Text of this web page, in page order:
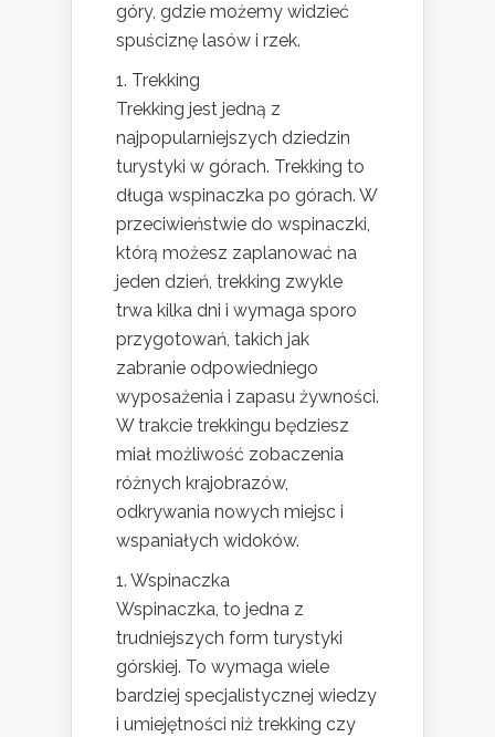
góry, gdzie możemy widzieć
spuściznę lasów i rzek.
1. Trekking
Trekking jest jedną z
najpopularniejszych dziedzin
turystyki w górach. Trekking to
długa wspinaczka po górach. W
przeciwieństwie do wspinaczki,
którą możesz zaplanować na
jeden dzień, trekking zwykle
trwa kilka dni i wymaga sporo
przygotowań, takich jak
zabranie odpowiedniego
wyposażenia i zapasu żywności.
W trakcie trekkingu będziesz
miał możliwość zobaczenia
różnych krajobrazów,
odkrywania nowych miejsc i
wspaniałych widoków.
1. Wspinaczka
Wspinaczka, to jedna z
trudniejszych form turystyki
górskiej. To wymaga wiele
bardziej specjalistycznej wiedzy
i umiejętności niż trekking czy